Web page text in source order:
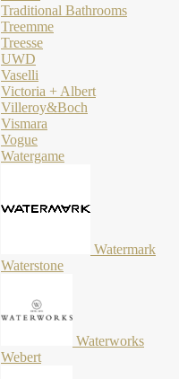
Traditional Bathrooms
Treemme
Treesse
UWD
Vaselli
Victoria + Albert
Villeroy&Boch
Vismara
Vogue
Watergame
Watermark
Waterstone
Waterworks
Webert